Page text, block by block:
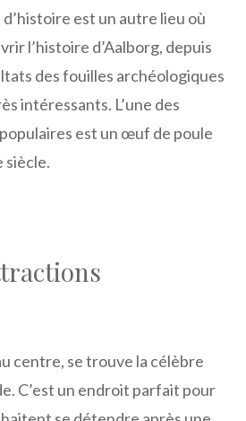
est un autre lieu où
l’histoire d’Aalborg, depuis
des fouilles archéologiques
intéressants. L’une des
est un œuf de poule
siècle.
centre, se trouve la célèbre
C’est un endroit parfait pour